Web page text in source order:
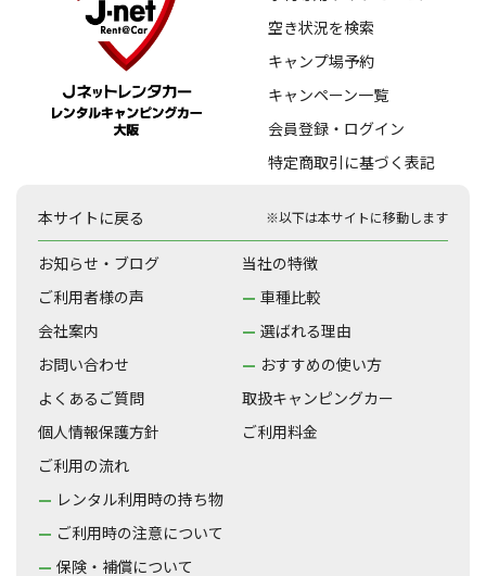
空き状況を検索
キャンプ場予約
キャンペーン一覧
会員登録・ログイン
特定商取引に基づく表記
本サイトに戻る ※以下は本サイトに移動します
お知らせ・ブログ
ご利用者様の声
会社案内
お問い合わせ
よくあるご質問
個人情報保護方針
当社の特徴
車種比較
選ばれる理由
おすすめの使い方
取扱キャンピングカー
ご利用料金
ご利用の流れ
レンタル利用時の持ち物
ご利用時の注意について
保険・補償について